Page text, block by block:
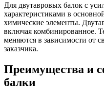
Для двутавровых балок с
характеристиками в
химические элементы.
включая комбинированное.
меняются в зависимости от
заказчика.
Преимущества и
балки